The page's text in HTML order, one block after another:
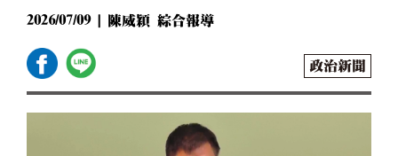
2026/07/09 | 陳威穎 綜合報導
政治新聞